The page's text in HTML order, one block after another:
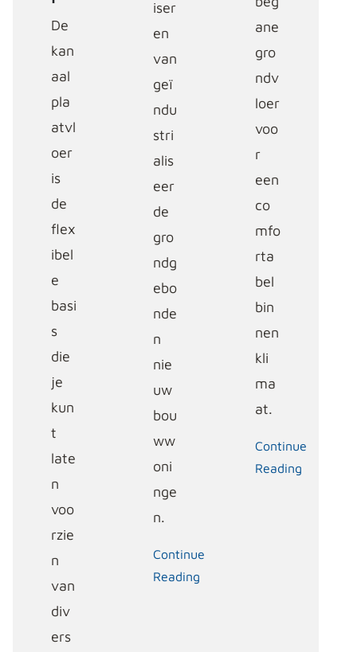
De
kan
aal
pla
atvl
oer
is
de
flex
ibel
e
basi
s
die
je
kun
t
late
n
voo
rzie
n
van
div
ers
iser
en
van
geï
ndu
stri
alis
eer
de
gro
ndg
ebo
nde
n
nie
uw
bou
ww
oni
nge
n.
Continue
Reading
ane
gro
ndv
loer
voo
r
een
co
mfo
rta
bel
bin
nen
kli
ma
at.
Continue
Reading